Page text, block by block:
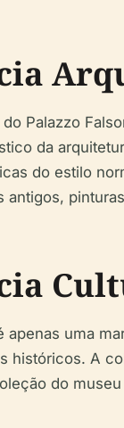
Palazzo
da
do estilo
antigos,
apenas uma
históricos. A
do